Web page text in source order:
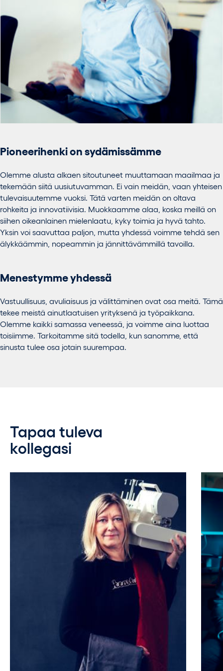
Pioneerihenki on sydämissämme
Olemme alusta alkaen sitoutuneet muuttamaan maailmaa ja
tekemään siitä uusiutuvamman. Ei vain meidän, vaan yhteisen
tulevaisuutemme vuoksi. Tätä varten meidän on oltava
rohkeita ja innovatiivisia. Muokkaamme alaa, koska meillä on
siihen oikeanlainen mielenlaatu, kyky toimia ja hyvä tahto.
Yksin voi saavuttaa paljon, mutta yhdessä voimme tehdä sen
älykkäämmin, nopeammin ja jännittävämmillä tavoilla.
Menestymme yhdessä
Vastuullisuus, avuliaisuus ja välittäminen ovat osa meitä. Tämä
tekee meistä ainutlaatuisen yrityksenä ja työpaikkana.
Olemme kaikki samassa veneessä, ja voimme aina luottaa
toisiimme. Tarkoitamme sitä todella, kun sanomme, että
sinusta tulee osa jotain suurempaa.
Tapaa tuleva
kollegasi